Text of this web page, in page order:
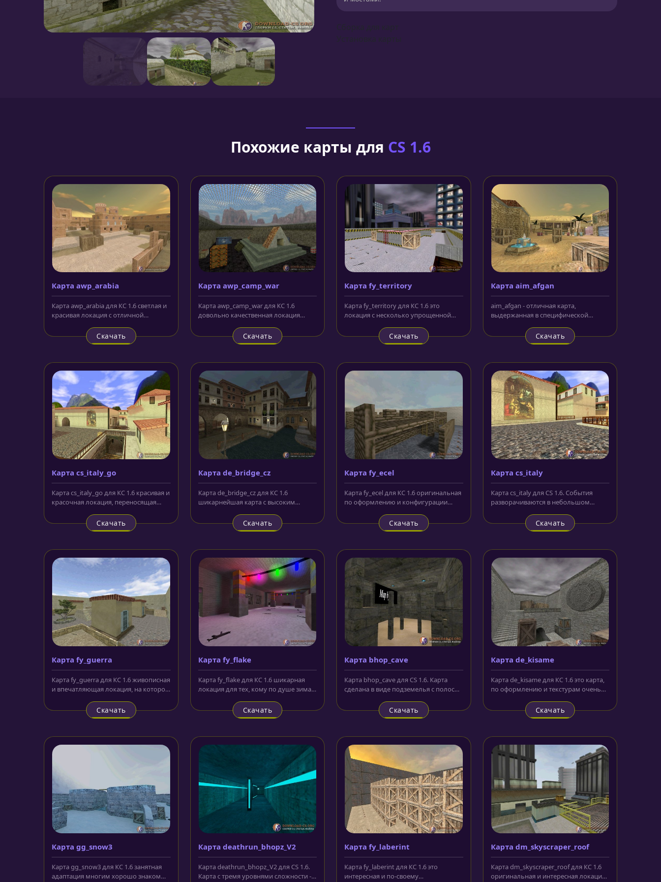
Похожие карты для CS 1.6
Карта awp_arabia
Карта awp_arabia для КС 1.6 светлая и
красивая локация с отличной
Скачать
Карта awp_camp_war
Карта awp_camp_war для КС 1.6
довольно качественная локация
необычным...
Скачать
Карта fy_territory
Карта fy_territory для КС 1.6 это
локация с несколько упрощенной
Скачать
Карта aim_afgan
aim_afgan - отличная карта,
выдержанная в специфической
Восточный...
Скачать
Карта cs_italy_go
Карта cs_italy_go для КС 1.6 красивая и
красочная локация, переносящая
Скачать
Карта de_bridge_cz
Карта de_bridge_cz для КС 1.6
шикарнейшая карта с высоким
детализации,...Скачать
Карта fy_ecel
Карта fy_ecel для КС 1.6 оригинальная
по оформлению и конфигурации
Скачать
Карта cs_italy
Карта cs_italy для CS 1.6. События
разворачиваются в небольшом
чем...
Скачать
Карта fy_guerra
Карта fy_guerra для КС 1.6 живописная
и впечатляющая локация, на которой
Скачать
Карта fy_flake
Карта fy_flake для КС 1.6 шикарная
локация для тех, кому по душе зима и
Скачать
Карта bhop_cave
Карта bhop_cave для CS 1.6. Карта
сделана в виде подземелья с полосой
Скачать
Карта de_kisame
Карта de_kisame для КС 1.6 это карта,
по оформлению и текстурам очень
Скачать
Карта gg_snow3
Карта gg_snow3 для КС 1.6 занятная
адаптация многим хорошо знакомых
Карта deathrun_bhopz_V2
Карта deathrun_bhopz_V2 для CS 1.6.
Карта с тремя уровнями сложности -
Карта fy_laberint
Карта fy_laberint для КС 1.6 это
интересная и по-своему
Карта dm_skyscraper_roof
Карта dm_skyscraper_roof для КС 1.6
оригинальная и интересная локация.